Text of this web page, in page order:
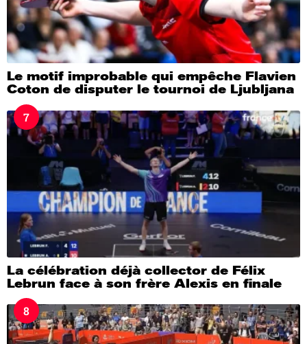
Le motif improbable qui empêche Flavien
Coton de disputer le tournoi de Ljubljana
7
La célébration déjà collector de Félix
Lebrun face à son frère Alexis en finale
8